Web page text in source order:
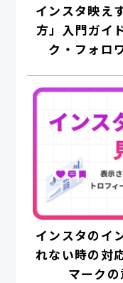
インスタ映え
方」入門ガイ
ク・フォロ
インスタのイ
れない時の対
マーク